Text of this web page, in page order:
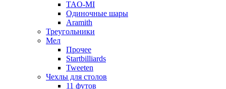
TAO-MI
Одиночные шары
Aramith
Треугольники
Мел
Прочее
Startbilliards
Tweeten
Чехлы для столов
11 футов